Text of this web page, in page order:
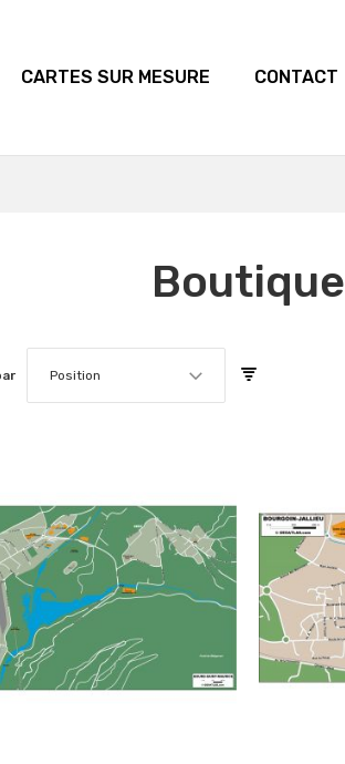
CARTES SUR MESURE CONTACT
Boutique
Position